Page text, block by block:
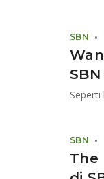
SBN •
The
SBN •